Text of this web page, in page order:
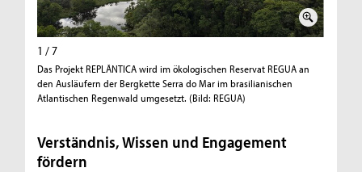
1 / 7
Das Projekt REPLÂNTICA wird im ökologischen Reservat REGUA an
den Ausläufern der Bergkette Serra do Mar im brasilianischen
Atlantischen Regenwald umgesetzt. (Bild: REGUA)
Verständnis, Wissen und Engagement
fördern